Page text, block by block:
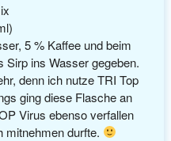
5 % Kaffee und beim
Sirp ins Wasser gegeben.
denn ich nutze TRI Top
ging diese Flasche an
Virus ebenso verfallen
mitnehmen durfte.